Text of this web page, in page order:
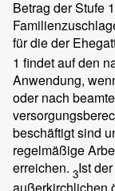
Betrag der Stufe
für die der
1 findet auf den
Anwendung,
oder nach
beschäftigt sind
regelmäßige
erreichen. 3Ist